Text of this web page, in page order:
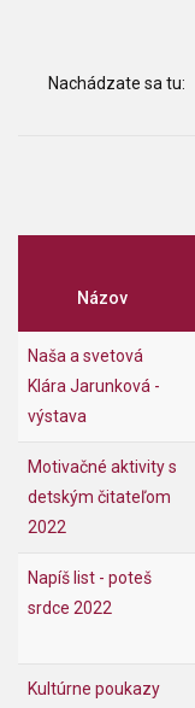
Nachádzate sa tu:
Názov
Naša a svetová
Klára Jarunková -
výstava
Motivačné aktivity s
detským čitateľom
2022
Napíš list - poteš
srdce 2022
Kultúrne poukazy